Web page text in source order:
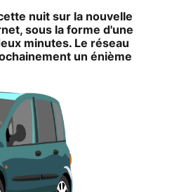
nuit sur la nouvelle
sous la forme d'une
minutes. Le réseau
un énième